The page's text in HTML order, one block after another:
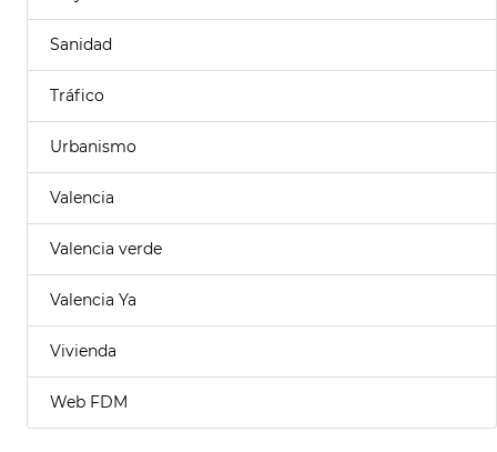
Sanidad
Tráfico
Urbanismo
Valencia
Valencia verde
Valencia Ya
Vivienda
Web FDM